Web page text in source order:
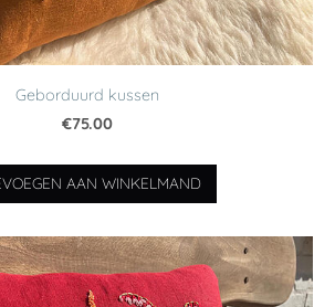
Geborduurd kussen
€75.00
AAN WINKELMAND